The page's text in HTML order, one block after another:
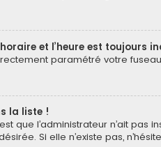
et l’heure est toujours
paramétré votre
la liste !
que l’administrateur n’ait
Si elle n’existe pas,